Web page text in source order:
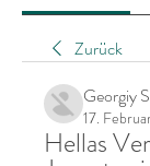
Zurück
Georgiy
17.
Hellas